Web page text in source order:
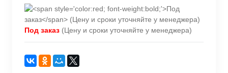
Под заказ (Цену и сроки уточняйте у менеджера)